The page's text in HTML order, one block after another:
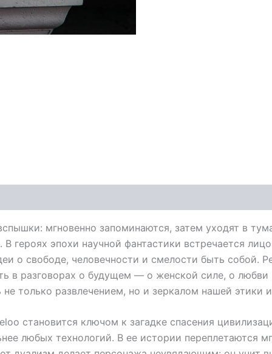
мгновенно запоминаются, затем уходят в
героях эпохи научной фантастики встречается
о свободе, человечности и смелости быть собой.
в разговорах о будущем — о женской силе, о
только развлечением, но и зеркалом нашей этики
становится ключом к загадке спасения
любых технологий. В ее истории переплетаются